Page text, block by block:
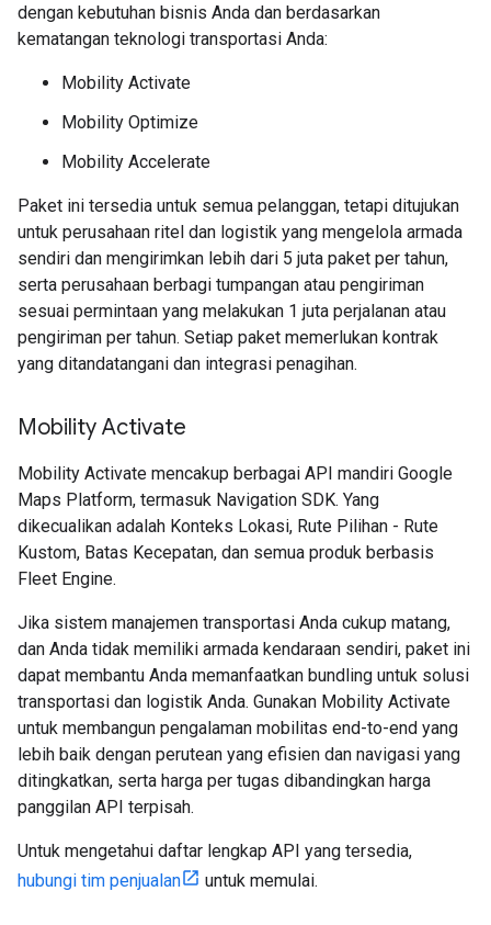
dengan kebutuhan bisnis Anda dan berdasarkan
kematangan teknologi transportasi Anda:
Mobility Activate
Mobility Optimize
Mobility Accelerate
Paket ini tersedia untuk semua pelanggan, tetapi ditujukan
untuk perusahaan ritel dan logistik yang mengelola armada
sendiri dan mengirimkan lebih dari 5 juta paket per tahun,
serta perusahaan berbagi tumpangan atau pengiriman
sesuai permintaan yang melakukan 1 juta perjalanan atau
pengiriman per tahun. Setiap paket memerlukan kontrak
yang ditandatangani dan integrasi penagihan.
Mobility Activate
Mobility Activate mencakup berbagai API mandiri Google
Maps Platform, termasuk Navigation SDK. Yang
dikecualikan adalah Konteks Lokasi, Rute Pilihan - Rute
Kustom, Batas Kecepatan, dan semua produk berbasis
Fleet Engine.
Jika sistem manajemen transportasi Anda cukup matang,
dan Anda tidak memiliki armada kendaraan sendiri, paket ini
dapat membantu Anda memanfaatkan bundling untuk solusi
transportasi dan logistik Anda. Gunakan Mobility Activate
untuk membangun pengalaman mobilitas end-to-end yang
lebih baik dengan perutean yang efisien dan navigasi yang
ditingkatkan, serta harga per tugas dibandingkan harga
panggilan API terpisah.
Untuk mengetahui daftar lengkap API yang tersedia,
hubungi tim penjualan
untuk memulai.